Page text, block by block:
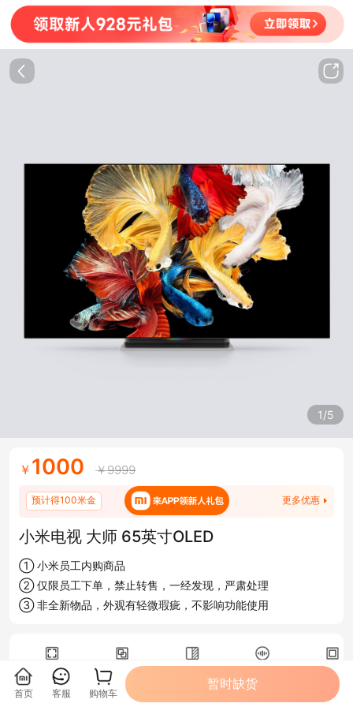
1/5
￥ 1000 ￥9999
预计得100米金 更多优惠
小米电视 大师 65英寸OLED
① 小米员工内购商品
② 仅限员工下单，禁止转售，一经发现，严肃处理
③ 非全新物品，外观有轻微瑕疵，不影响功能使用
屏幕尺寸
65英寸
系列
OLED系列 4K超高清 远场语音
边框材
金属
首页 客服 购物车
暂时缺货